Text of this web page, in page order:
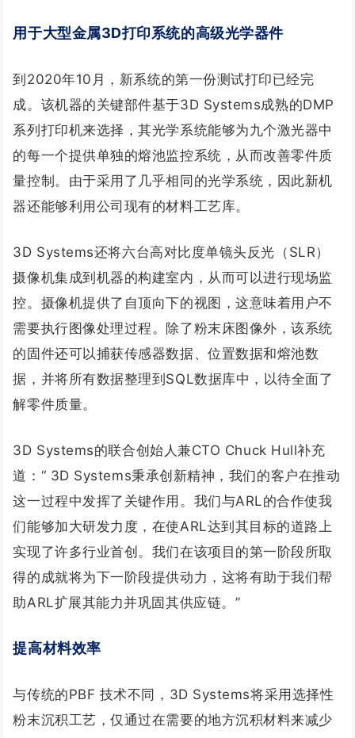
用于大型金属3D打印系统的高级光学器件
到2020年10月，新系统的第一份测试打印已经完
成。该机器的关键部件基于3D Systems成熟的DMP
系列打印机来选择，其光学系统能够为九个激光器中
的每一个提供单独的熔池监控系统，从而改善零件质
量控制。由于采用了几乎相同的光学系统，因此新机
器还能够利用公司现有的材料工艺库。
3D Systems还将六台高对比度单镜头反光（SLR）
摄像机集成到机器的构建室内，从而可以进行现场监
控。摄像机提供了自顶向下的视图，这意味着用户不
需要执行图像处理过程。除了粉末床图像外，该系统
的固件还可以捕获传感器数据、位置数据和熔池数
据，并将所有数据整理到SQL数据库中，以待全面了
解零件质量。
3D Systems的联合创始人兼CTO Chuck Hull补充
道：“ 3D Systems秉承创新精神，我们的客户在推动
这一过程中发挥了关键作用。我们与ARL的合作使我
们能够加大研发力度，在使ARL达到其目标的道路上
实现了许多行业首创。我们在该项目的第一阶段所取
得的成就将为下一阶段提供动力，这将有助于我们帮
助ARL扩展其能力并巩固其供应链。”
提高材料效率
与传统的PBF 技术不同，3D Systems将采用选择性
粉末沉积工艺，仅通过在需要的地方沉积材料来减少